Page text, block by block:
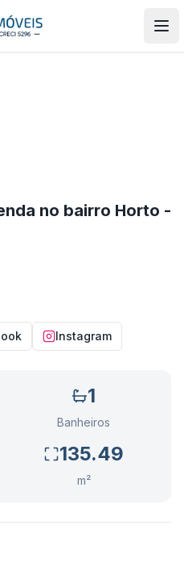
no bairro Horto -
Instagram
1
Banheiros
135.49
m²